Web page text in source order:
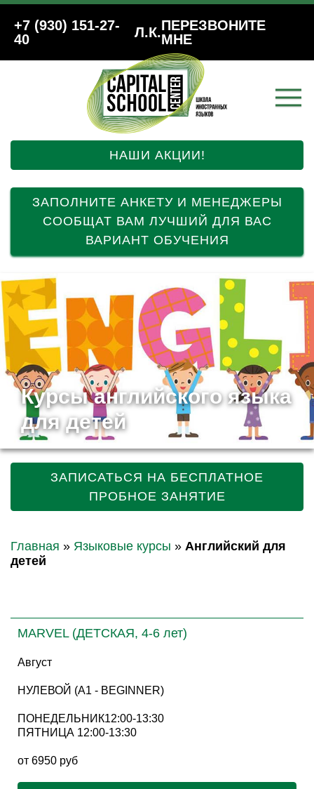
+7 (930) 151-27-
40
Л.К.ПЕРЕЗВОНИТЕ
МНЕ
НАШИ АКЦИИ!
ЗАПОЛНИТЕ АНКЕТУ И МЕНЕДЖЕРЫ
СООБЩАТ ВАМ ЛУЧШИЙ ДЛЯ ВАС
ВАРИАНТ ОБУЧЕНИЯ
Курсы английского языка
для детей
ЗАПИСАТЬСЯ НА БЕСПЛАТНОЕ
ПРОБНОЕ ЗАНЯТИЕ
Главная » Языковые курсы » Английский для
детей
MARVEL (ДЕТСКАЯ, 4-6 лет)
Август
НУЛЕВОЙ (A1 - BEGINNER)
ПОНЕДЕЛЬНИК12:00-13:30
ПЯТНИЦА 12:00-13:30
от 6950 руб